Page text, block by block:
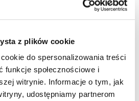
z plików cookie
do spersonalizowania treści
funkcje społecznościowe i
witrynie. Informacje o tym, jak
udostępniamy partnerom
Pasty do zębów Marvis
Marvis